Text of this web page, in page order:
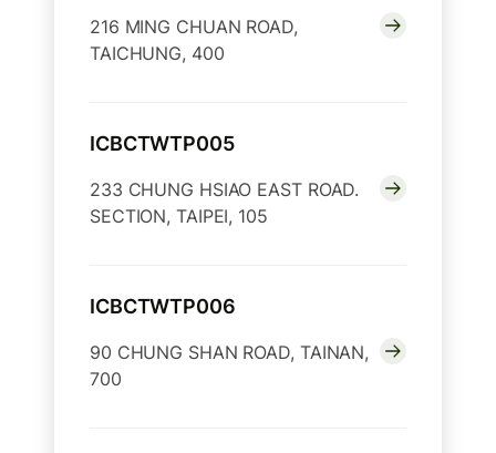
216 MING CHUAN ROAD,
TAICHUNG, 400
ICBCTWTP005
233 CHUNG HSIAO EAST ROAD.
SECTION, TAIPEI, 105
ICBCTWTP006
90 CHUNG SHAN ROAD, TAINAN,
700